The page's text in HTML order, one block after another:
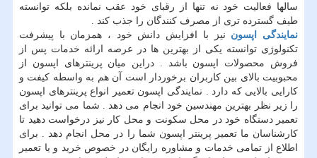
سالها فعالیت خود نه تنها از رقبای خود عقب نمانده بلکه توانسته
طیف گسترده تری از مصرف کنندگان را جذب کند .
نمایندگی اپسون نیز با افزایش دانش خود ، همزمان با پیشرفت
تکنولوژی توانسته یکی از بهترین ها در عرصه ارائه خدمات پس از
فروش محصولات اپسون باشد . دراین میان پرینترهای اپسون از
محبوبیت بالای بین کاربران برخوردار است آن هم به واسطه کیفت و
کارایی بالایی که دارد . نمایندگی اپسون تعمیر انواع پرینترهای اپسون
را زیر نظر بهترین مهندسین خود انجام می دهد . شما می توانید برای
تعمیر دستگاه خود در محل سکونت و محل کار نیز درخواست دهید تا
کارشناسان ما تعمیر پرینتر اپسون شما را در محل انجام دهد . برای
اطلاع از تمامی خدمات و مشاوره رایگان در خصوص خرید و یا تعمیر